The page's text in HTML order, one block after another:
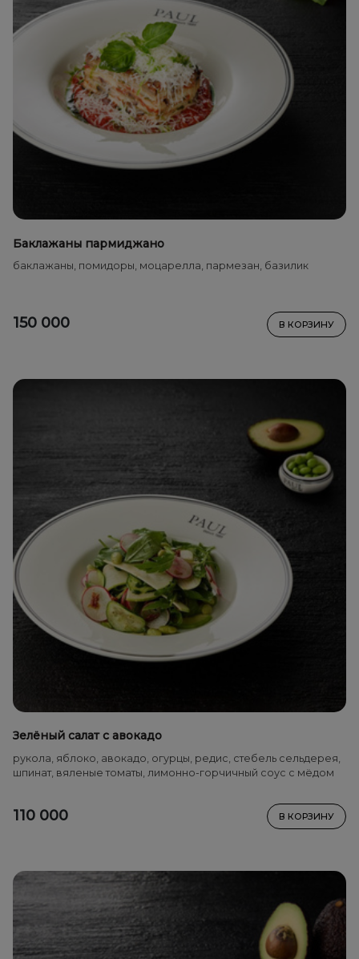
Баклажаны пармиджано
баклажаны, помидоры, моцарелла, пармезан, базилик
150 000 В КОРЗИНУ
Зелёный салат с авокадо
рукола, яблоко, авокадо, огурцы, редис, стебель сельдерея,
шпинат, вяленые томаты, лимонно-горчичный соус с мёдом
110 000 В КОРЗИНУ